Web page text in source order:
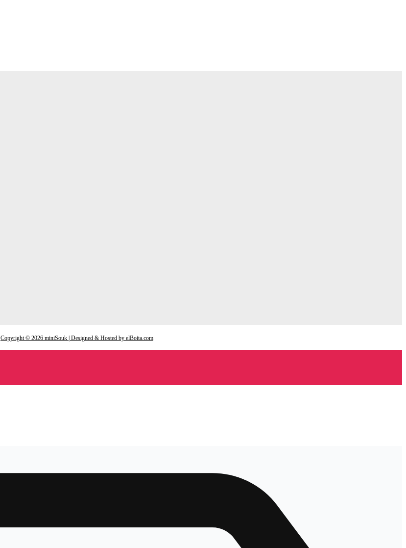
Copyright © 2026 miniSouk | Designed & Hosted by elBoita.com